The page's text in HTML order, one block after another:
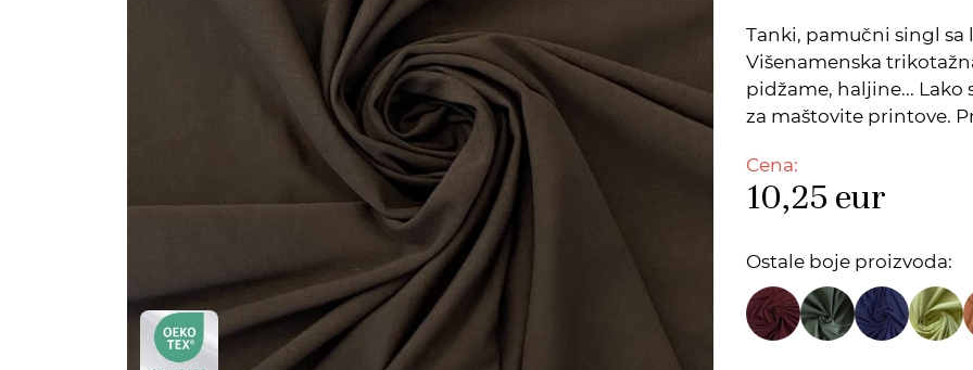
Tanki, pamučni singl
Višenamenska
pidžame, haljine... Lako
za maštovite printove.
Cena:
10,25 eur
Ostale boje proizvoda: